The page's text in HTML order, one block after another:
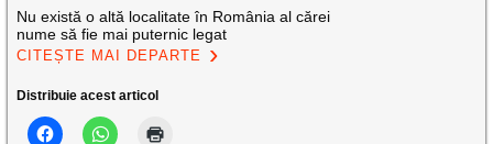
Nu există o altă localitate în România al cărei
nume să fie mai puternic legat
CITEȘTE MAI DEPARTE
Distribuie acest articol